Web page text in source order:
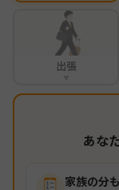
出張
あな
家族の分